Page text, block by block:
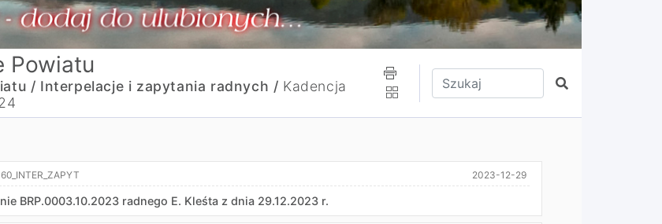
Powiatu
/ Interpelacje i zapytania radnych / Kadencja
Wpisz tekst do wyszukania
Szukaj
60_INTER_ZAPYT 2023-12-29
BRP.0003.10.2023 radnego E. Kleśta z dnia 29.12.2023 r.